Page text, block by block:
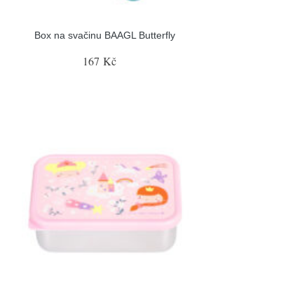
Box na svačinu BAAGL Butterfly
167 Kč